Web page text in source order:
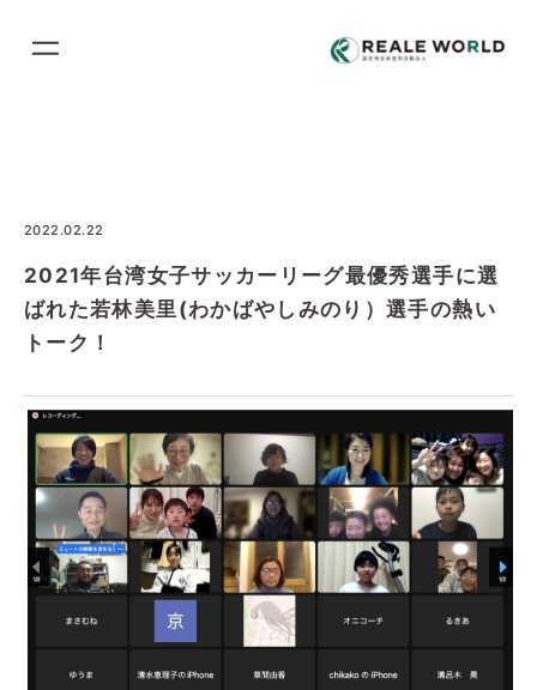
2022.02.22
2021年台湾女子サッカーリーグ最優秀選手に選
ばれた若林美里(わかばやしみのり）選手の熱い
トーク！